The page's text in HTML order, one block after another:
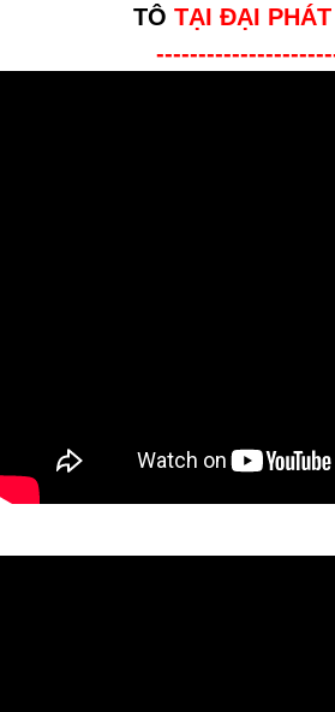
TÔ TẠI ĐẠI PHÁT